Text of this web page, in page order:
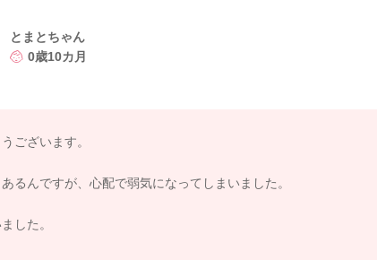
を鎮めてくれる作用がありますよ。
ようでしたら、少し離しておいていただくのもいいですよ。
しください。
とまとちゃん
0歳10カ月
ございます。
るんですが、心配で弱気になってしまいました。
した。